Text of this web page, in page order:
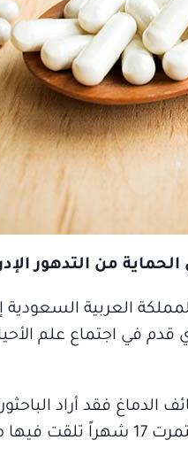
الدماغ فقد أراد
الأداء الإدراكي في الفئران من